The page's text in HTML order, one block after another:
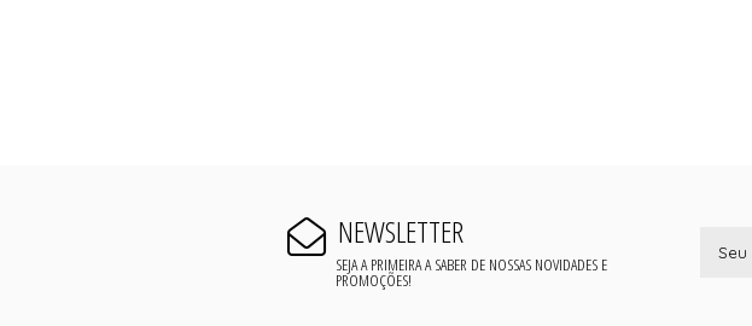
NEWSLETTER
SEJA A PRIMEIRA A SABER DE NOSSAS NOVIDADES E
PROMOÇÕES!